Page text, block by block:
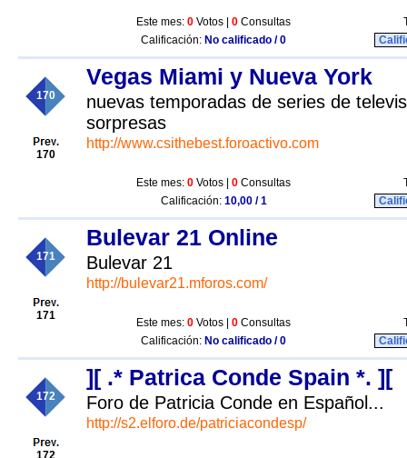
Este mes: 0 Votos | 0 Consultas
Calificación: No calificado / 0
170
170
Vegas Miami y Nueva York
nuevas temporadas de series de
sorpresas
http://www.csithebest.foroactivo.com
Este mes: 0 Votos | 0 Consultas
Calificación: 10,00 / 1
171
171
Bulevar 21 Online
Bulevar 21
http://bulevar21.mforos.com/
Este mes: 0 Votos | 0 Consultas
Calificación: No calificado / 0
172
172
][ .* Patrica Conde Spain *. ][
Foro de Patricia Conde en Español...
http://s2.elforo.de/patriciacondesp/